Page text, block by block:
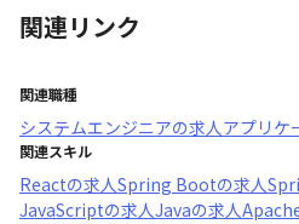
関連リンク
関連職種
システムエンジニアの求人アプリケ
関連スキル
Reactの求人Spring Bootの求人
JavaScriptの求人Javaの求人